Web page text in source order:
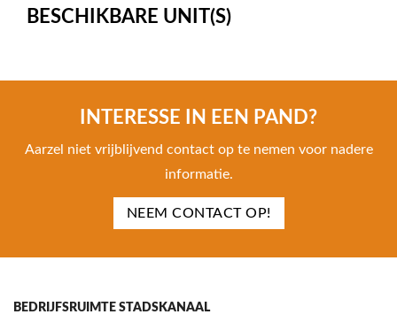
BESCHIKBARE UNIT(S)
INTERESSE IN EEN PAND?
Aarzel niet vrijblijvend contact op te nemen voor nadere
informatie.
NEEM CONTACT OP!
BEDRIJFSRUIMTE STADSKANAAL